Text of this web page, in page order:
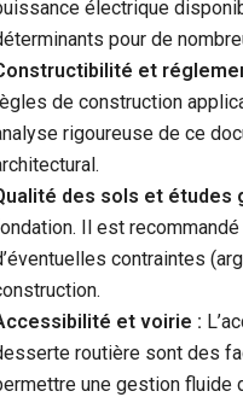
électrique
pour de
et
de construction
rigoureuse de ce
des sols et études
Il est
contraintes
et voirie :
routière sont des
une gestion fluide